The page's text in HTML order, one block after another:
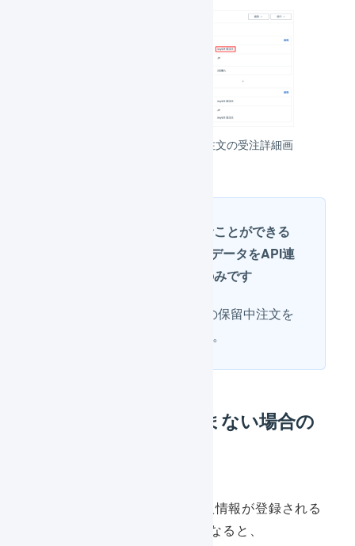
AnyGiftのソーシャルギフト注文の受注詳細画
保留中注文を取り込むことができる
のは、Shopifyの注文データをAPI連
携で取り込んだときのみです
CSV連携の場合、Shopifyの保留中注文を
取り込むことはできません。
保留中注文を取り込まない場合の
AnyGiftで受取者の個人情報が登録される
などして本注文状態になると、